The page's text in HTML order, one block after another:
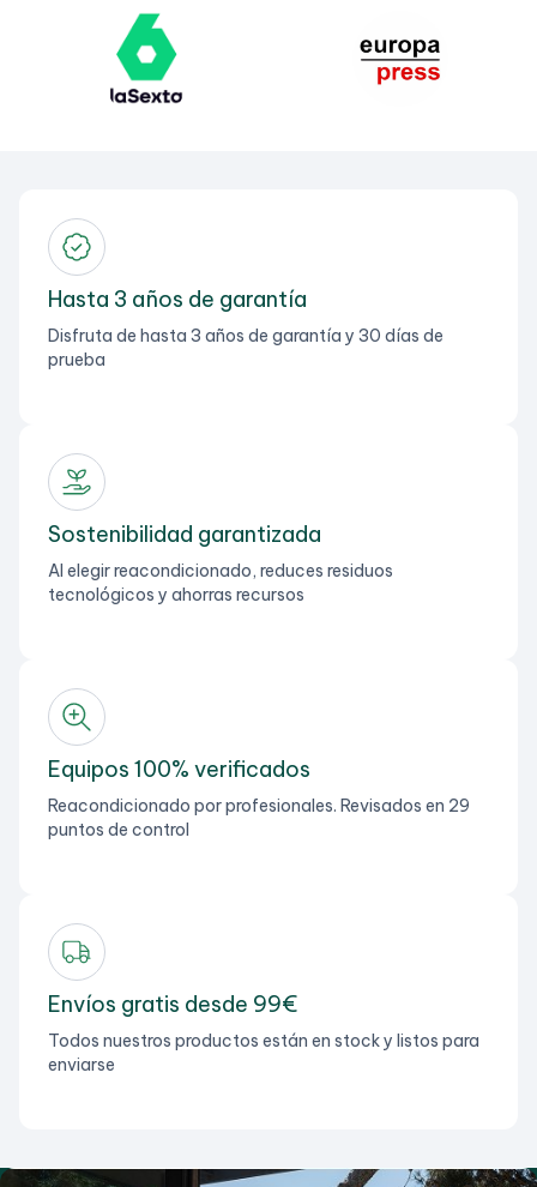
Hasta 3 años de garantía
Disfruta de hasta 3 años de garantía y 30 días de
prueba
Sostenibilidad garantizada
Al elegir reacondicionado, reduces residuos
tecnológicos y ahorras recursos
Equipos 100% verificados
Reacondicionado por profesionales. Revisados en 29
puntos de control
Envíos gratis desde 99€
Todos nuestros productos están en stock y listos para
enviarse